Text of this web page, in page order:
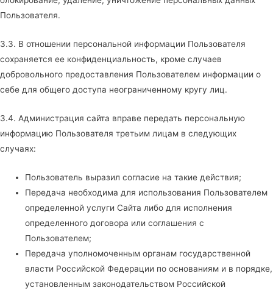
Пользователя.
3.3. В отношении персональной информации Пользователя
сохраняется ее конфиденциальность, кроме случаев
добровольного предоставления Пользователем информации о
себе для общего доступа неограниченному кругу лиц.
3.4. Администрация сайта вправе передать персональную
информацию Пользователя третьим лицам в следующих
случаях:
Пользователь выразил согласие на такие действия;
Передача необходима для использования Пользователем
определенной услуги Сайта либо для исполнения
определенного договора или соглашения с
Пользователем;
Передача уполномоченным органам государственной
власти Российской Федерации по основаниям и в порядке,
установленным законодательством Российской